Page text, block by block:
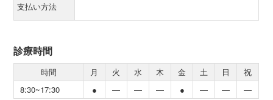
支払い方法
診療時間
時間 月 火 水 木 金 土 日
祝
8:30~17:30
● ― ― ― ● ― ―
―